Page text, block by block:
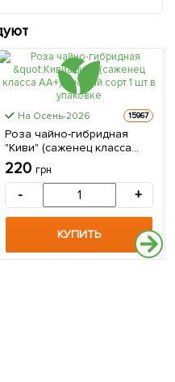
На Осень-2026 15967
Роза чайно-гибридная
"Киви" (саженец класса
АА+) высший сорт 1 шт в
упаковке
220 грн
- +
КУПИТЬ